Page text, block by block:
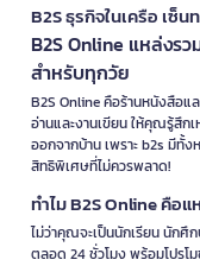
B2S ธุรกิจในเครือ เซ็
B2S Online แหล่งร
สำหรับทุกวัย
B2S Online คือร้านหนังสือแ
อ่านและงานเขียน ให้คุณรู้สึก
ออกจากบ้าน เพราะ b2s มีทั้
สิทธิพิเศษที่ไม่ควรพลาด!
ทำไม B2S Online คื
ไม่ว่าคุณจะเป็นนักเรียน นัก
ตลอด 24 ชั่วโมง พร้อมโปรโ